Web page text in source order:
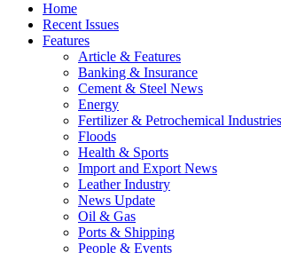
Home
Recent Issues
Features
Article & Features
Banking & Insurance
Cement & Steel News
Energy
Fertilizer & Petrochemical Industries
Floods
Health & Sports
Import and Export News
Leather Industry
News Update
Oil & Gas
Ports & Shipping
People & Events